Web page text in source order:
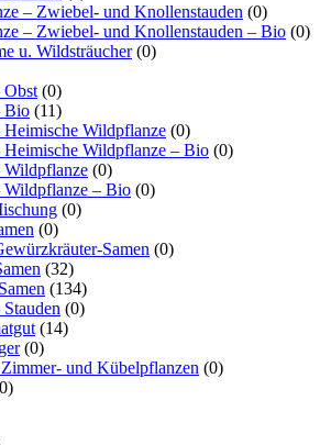
– Zwiebel- und Knollenstauden (0)
– Zwiebel- und Knollenstauden – Bio (0)
u. Wildsträucher(0)
Obst (0)
Bio (11)
Heimische Wildpflanze (0)
Heimische Wildpflanze – Bio (0)
Wildpflanze (0)
Wildpflanze – Bio (0)
(0)
(0)
Samen (0)
(32)
(134)
(0)
(14)
(0)
Zimmer- und Kübelpflanzen (0)